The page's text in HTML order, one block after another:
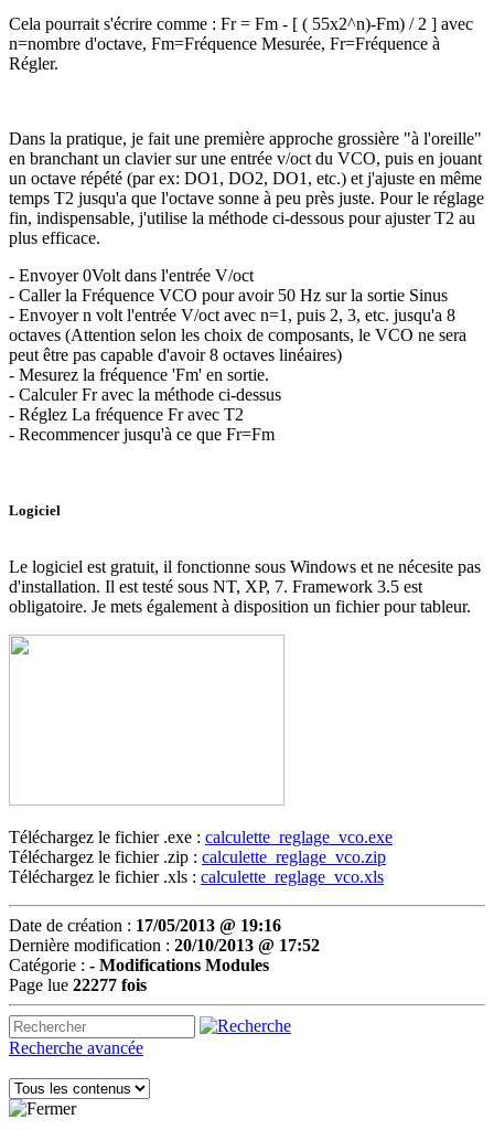
Cela pourrait s'écrire comme : Fr = Fm - [ ( 55x2^n)-Fm) / 2 ] avec
n=nombre d'octave, Fm=Fréquence Mesurée, Fr=Fréquence à
Régler.
Dans la pratique, je fait une première approche grossière "à l'oreille"
en branchant un clavier sur une entrée v/oct du VCO, puis en jouant
un octave répété (par ex: DO1, DO2, DO1, etc.) et j'ajuste en même
temps T2 jusqu'a que l'octave sonne à peu près juste. Pour le réglage
fin, indispensable, j'utilise la méthode ci-dessous pour ajuster T2 au
plus efficace.
- Envoyer 0Volt dans l'entrée V/oct
- Caller la Fréquence VCO pour avoir 50 Hz sur la sortie Sinus
- Envoyer n volt l'entrée V/oct avec n=1, puis 2, 3, etc. jusqu'a 8
octaves (Attention selon les choix de composants, le VCO ne sera
peut être pas capable d'avoir 8 octaves linéaires)
- Mesurez la fréquence 'Fm' en sortie.
- Calculer Fr avec la méthode ci-dessus
- Réglez La fréquence Fr avec T2
- Recommencer jusqu'à ce que Fr=Fm
Logiciel
Le logiciel est gratuit, il fonctionne sous Windows et ne nécesite pas
d'installation. Il est testé sous NT, XP, 7. Framework 3.5 est
obligatoire. Je mets également à disposition un fichier pour tableur.
Téléchargez le fichier .exe : calculette_reglage_vco.exe
Téléchargez le fichier .zip : calculette_reglage_vco.zip
Téléchargez le fichier .xls : calculette_reglage_vco.xls
Date de création : 17/05/2013 @ 19:16
Dernière modification : 20/10/2013 @ 17:52
Catégorie : - Modifications Modules
Page lue 22277 fois
Recherche avancée